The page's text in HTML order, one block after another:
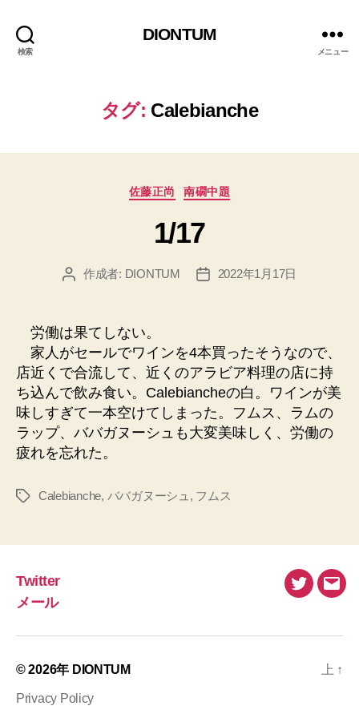
検索
DIONTUM
メニュー
タグ: Calebianche
カ
ゴ
リ
佐藤正尚 南礀中題
1/17
投 作成者: DIONTUM
投
2022年1月17日
労働は果てしない。
家人がセールでワインを4本買ったそうなので、
店近くで合流して、近くのアラビア料理の店に持
ち込んで飲み食い。Calebiancheの白。ワインが美
味しすぎて一本空けてしまった。フムス、ラムの
ラップ、ババガヌーシュも大変美味しく、労働の
疲れを忘れた。
タ
Calebianche, ババガヌーシュ , フムス
Twitter
メール
Twitterメ
ル
© 2026年 DIONTUM
Privacy Policy
上 ↑